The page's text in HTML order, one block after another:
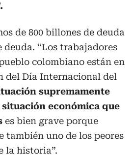
de 800 billones de deuda
deuda. “Los trabajadores
colombiano están en
del Día Internacional del
supremamente
económica que
es bien grave porque
también uno de los peores
la historia”.